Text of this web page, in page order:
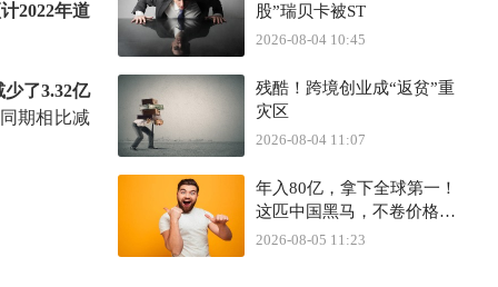
2022年道
了3.32亿
期相比减
股”瑞贝卡被ST
2026-08-04 10:45
残酷！跨境创业成“返贫”重
灾区
2026-08-04 11:07
年入80亿，拿下全球第一！
这匹中国黑马，不卷价格卷
什么？
2026-08-05 11:23